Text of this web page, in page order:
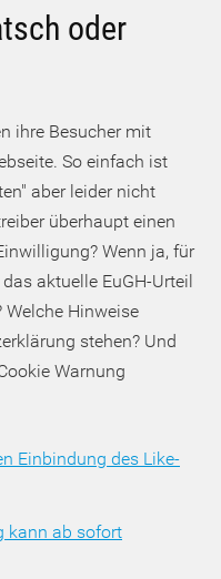
oder
ihre Besucher mit
So einfach ist
aber leider nicht
überhaupt einen
Wenn ja, für
aktuelle EuGH-Urteil
Welche Hinweise
stehen? Und
Warnung
Einbindung des Like-
kann ab sofort